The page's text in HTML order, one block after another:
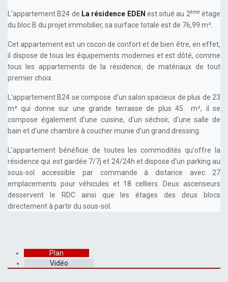
L'appartement B24 de La résidence EDEN est situé au 2ème étage
du bloc B du projet immobilier, sa surface totale est de 76,99 m².
Cet appartement est un cocon de confort et de bien être, en effet,
il dispose de tous les équipements modernes et est dôté, comme
tous les appartements de la résidence, de matériaux de tout
premier choix.
L'appartement B24 se compose d'un salon spacieux de plus de 23
m² qui donne sur une grande terrasse de plus 45 m², il se
compose également d'une cuisine, d'un séchoir, d'une salle de
bain et d'une chambre à coucher munie d'un grand dressing.
L'appartement bénéficie de toutes les commodités qu'offre la
résidence qui est gardée 7/7j et 24/24h et dispose d'un parking au
sous-sol accessible par commande à distance avec 27
emplacements pour véhicules et 18 celliers. Deux ascenseurs
desservent le RDC ainsi que les étages des deux blocs
directement à partir du sous-sol.
Plan
Vidéo